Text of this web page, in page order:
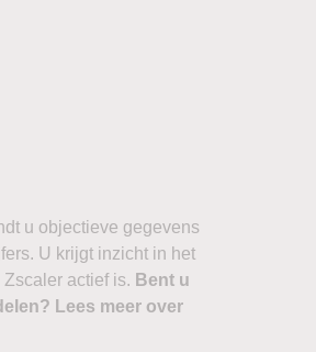
u objectieve gegevens
U krijgt inzicht in het
actief is. Bent u
Lees meer over